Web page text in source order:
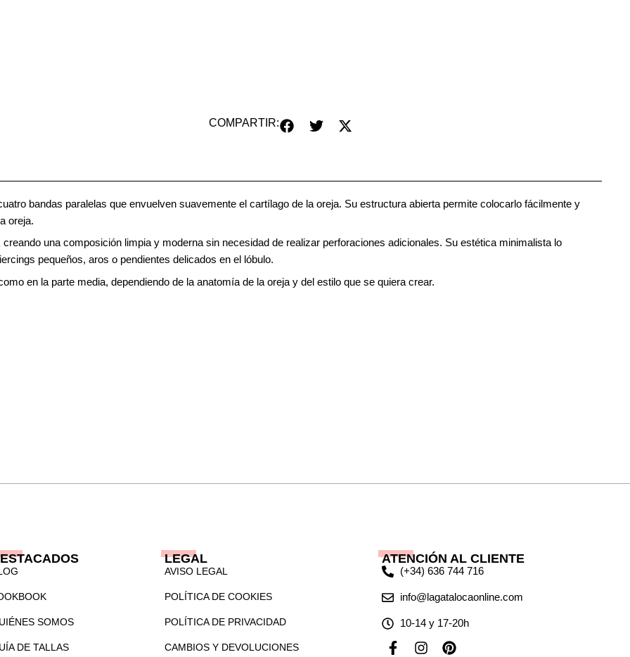
COMPARTIR:
bandas paralelas que envuelven suavemente el cartílago de la oreja. Su estructura abierta permite colocarlo fácilmente y
oreja.
una composición limpia y moderna sin necesidad de realizar perforaciones adicionales. Su estética minimalista lo
pequeños, aros o pendientes delicados en el lóbulo.
en la parte media, dependiendo de la anatomía de la oreja y del estilo que se quiera crear.
SOMOS
DE TALLAS
LEGAL
AVISO LEGAL
POLÍTICA DE COOKIES
POLÍTICA DE PRIVACIDAD
CAMBIOS Y DEVOLUCIONES
ATENCIÓN AL CLIENTE
(+34) 636 744 716
info@lagatalocaonline.com
10-14 y 17-20h
F
I
P